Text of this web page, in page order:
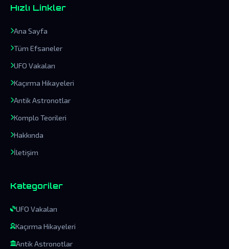
Hızlı Linkler
Ana Sayfa
Tüm Efsaneler
UFO Vakaları
Kaçırma Hikayeleri
Antik Astronotlar
Komplo Teorileri
Hakkında
İletişim
Kategoriler
UFO Vakaları
Kaçırma Hikayeleri
Antik Astronotlar